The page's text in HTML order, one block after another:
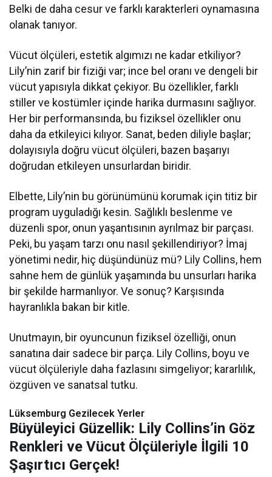
Belki de daha cesur ve farklı karakterleri oynamasına
olanak tanıyor.
Vücut ölçüleri, estetik algımızı ne kadar etkiliyor?
Lily’nin zarif bir fiziği var; ince bel oranı ve dengeli bir
vücut yapısıyla dikkat çekiyor. Bu özellikler, farklı
stiller ve kostümler içinde harika durmasını sağlıyor.
Her bir performansında, bu fiziksel özellikler onu
daha da etkileyici kılıyor. Sanat, beden diliyle başlar;
dolayısıyla doğru vücut ölçüleri, bazen başarıyı
doğrudan etkileyen unsurlardan biridir.
Elbette, Lily’nin bu görünümünü korumak için titiz bir
program uyguladığı kesin. Sağlıklı beslenme ve
düzenli spor, onun yaşantısının ayrılmaz bir parçası.
Peki, bu yaşam tarzı onu nasıl şekillendiriyor? İmaj
yönetimi nedir, hiç düşündünüz mü? Lily Collins, hem
sahne hem de günlük yaşamında bu unsurları harika
bir şekilde harmanlıyor. Ve sonuç? Karşısında
hayranlıkla bakan bir kitle.
Unutmayın, bir oyuncunun fiziksel özelliği, onun
sanatına dair sadece bir parça. Lily Collins, boyu ve
vücut ölçüleriyle daha fazlasını simgeliyor; kararlılık,
özgüven ve sanatsal tutku.
Lüksemburg Gezilecek Yerler
Büyüleyici Güzellik: Lily Collins’in Göz
Renkleri ve Vücut Ölçüleriyle İlgili 10
Şaşırtıcı Gerçek!